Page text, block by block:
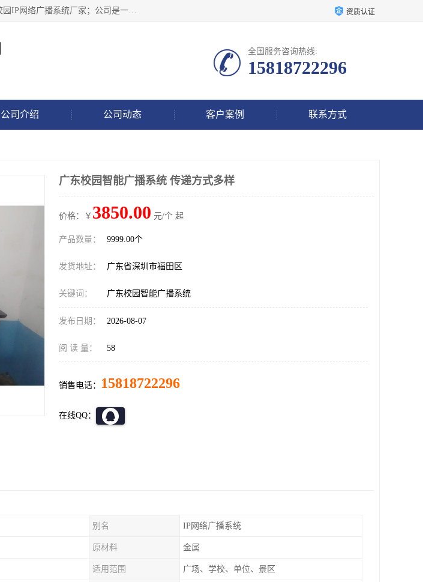
深圳市鼎尊时代科技有限公司主要从事：IP网络定压广播功放厂家、IP网络防水音柱厂家、校园IP网络广播系统厂家；公司是一家集研发、生产、销售公共广播器材于一体的现代电子科技企业。公司成立多年来，本着“自主研发技术、开拓稳定的产品”的宗旨，集多年的行业经验，引航广播行业的迅猛发展，使产品能够适应时代技术发展的需要。 资质认证
全国服务咨询热线:
15818722296
公司介绍 公司动态 客户案例 联系方式
广东校园智能广播系统 传递方式多样
价格：￥ 3850.00 元/个 起
产品数量： 9999.00个
发货地址： 广东省深圳市福田区
关键词： 广东校园智能广播系统
发布日期： 2026-08-07
阅 读 量： 58
销售电话： 15818722296
在线QQ：
别名 IP网络广播系统
原材料 金属
适用范围 广场、学校、单位、景区